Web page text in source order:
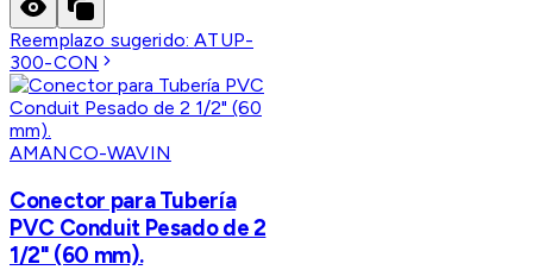
Reemplazo sugerido:ATUP-
300-CON
AMANCO-WAVIN
Conector para Tubería
PVC Conduit Pesado de 2
1/2" (60 mm).